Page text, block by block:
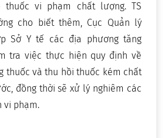
vi phạm chất lượng. TS
cho biết thêm, Cục Quản lý
Sở Y tế các địa phương tăng
tra việc thực hiện quy định về
thuốc và thu hồi thuốc kém chất
đồng thời sẽ xử lý nghiêm các
vi phạm.